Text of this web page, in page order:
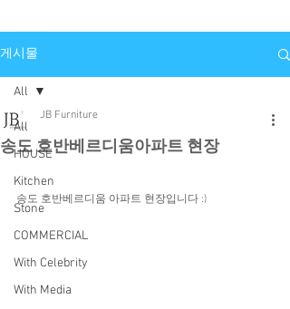
게시물
All
HOUSE
Kitchen
Stone
COMMERCIAL
With Celebrity
With Media
All
송도 호반베르디움아파트 현장
JB Furniture
송도 호반베르디움 아파트 현장입니다 :)